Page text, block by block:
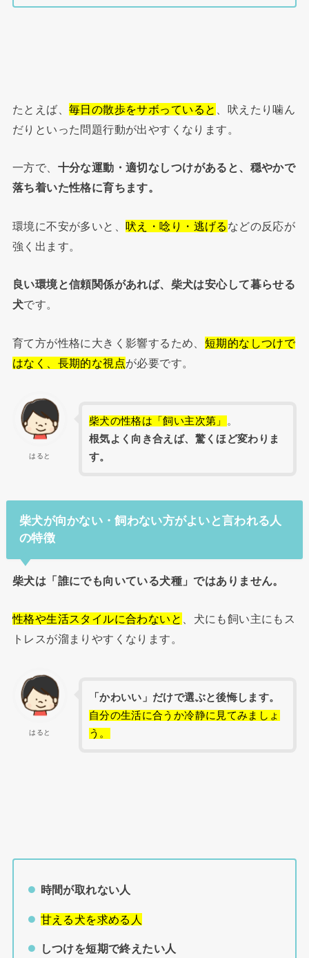
たとえば、 毎日の散歩をサボっていると
、吠えたり噛ん
だりといった問題行動が出やすくなります。
一方で、 十分な運動・適切なしつけがあると、穏やかで
落ち着いた性格に育ちます。
環境に不安が多いと、吠え・唸り・逃げる などの反応が
強く出ます。
良い環境と信頼関係があれば、柴犬は安心して暮らせる
犬です。
育て方が性格に大きく影響するため、 短期的なしつけで
はなく、長期的な視点が必要です。
はると
柴犬の性格は「飼い主次第」
。
根気よく向き合えば、驚くほど変わりま
す。
柴犬が向かない・飼わない方がよいと言われる人
の特徴
柴犬は「誰にでも向いている犬種」ではありません。
性格や生活スタイルに合わないと
、犬にも飼い主にもス
トレスが溜まりやすくなります。
はると
「かわいい」だけで選ぶと後悔します。
自分の生活に合うか冷静に見てみましょ
う。
時間が取れない人
甘える犬を求める人
しつけを短期で終えたい人